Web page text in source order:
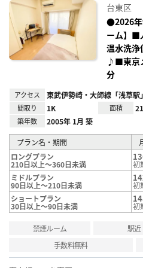
台東区
●2026年
ーム】■
温水洗
♪■東京
分
アクセス 東武伊勢崎・大師線「浅草駅
間取り 1K 面積
築年数 2005年 1月 築
プラン名・期間
ロングプラン
210日以上～360日未満
初
ミドルプラン
90日以上～210日未満
初
ショートプラン
30日以上～90日未満 初
禁煙ルーム 駅近
手数料無料